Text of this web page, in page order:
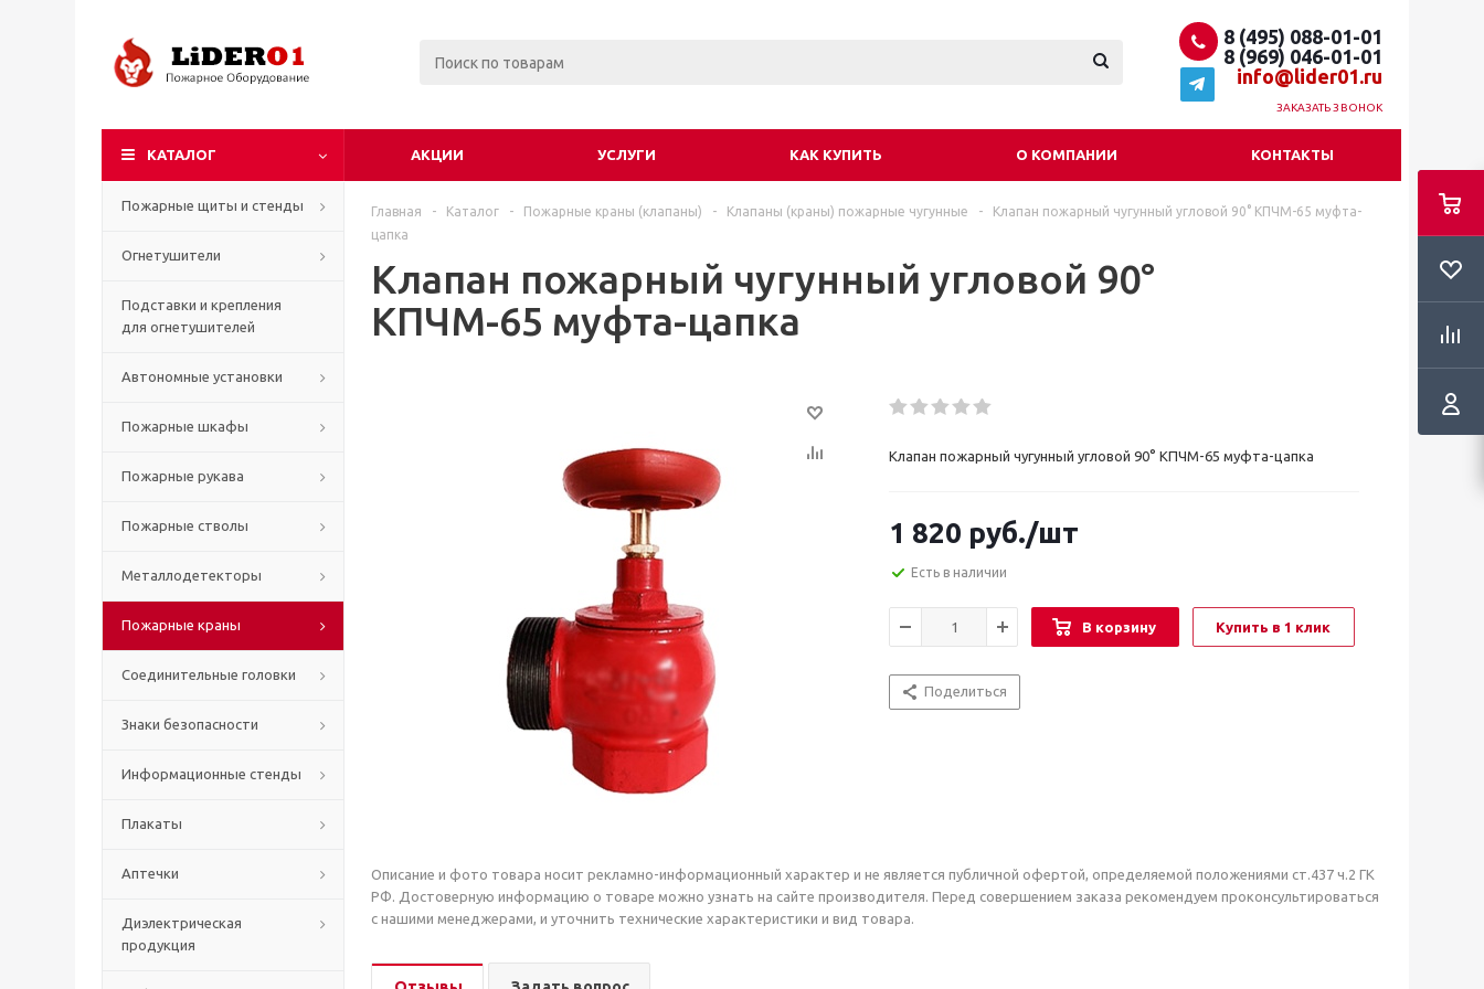
8 (495) 088-01-01
8 (969) 046-01-01
info@lider01.ru
ЗАКАЗАТЬ ЗВОНОК
КАТАЛОГ АКЦИИ УСЛУГИ КАК КУПИТЬ О КОМПАНИИ КОНТАКТЫ
Пожарные щиты и стенды
Огнетушители
Подставки и крепления
для огнетушителей
Автономные установки
Пожарные шкафы
Пожарные рукава
Пожарные стволы
Металлодетекторы
Пожарные краны
Соединительные головки
Знаки безопасности
Информационные стенды
Плакаты
Аптечки
Диэлектрическая
продукция
Главная - Каталог - Пожарные краны (клапаны) - Клапаны (краны) пожарные чугунные -
Клапан пожарный чугунный угловой 90° КПЧМ-65 муфта-
цапка
Клапан пожарный чугунный угловой 90°
КПЧМ-65 муфта-цапка
Клапан пожарный чугунный угловой 90° КПЧМ-65 муфта-цапка
1 820 руб./шт
Есть в наличии
В корзину Купить в 1 клик
Поделиться
Описание и фото товара носит рекламно-информационный характер и не является публичной офертой, определяемой положениями ст.437 ч.2 ГК
РФ. Достоверную информацию о товаре можно узнать на сайте производителя. Перед совершением заказа рекомендуем проконсультироваться
с нашими менеджерами, и уточнить технические характеристики и вид товара.